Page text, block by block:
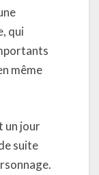
qui
même
un jour
suite